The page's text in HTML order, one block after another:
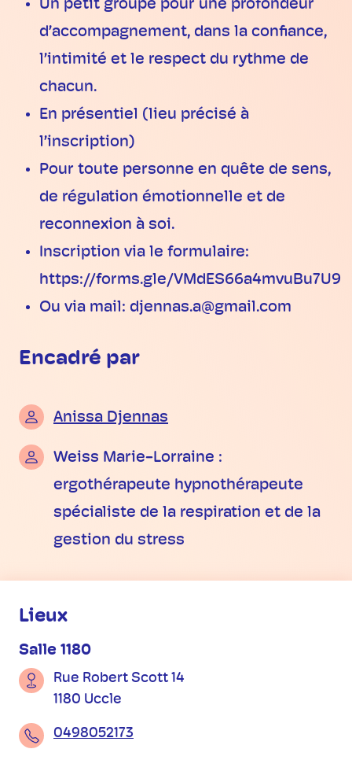
Un petit groupe pour une profondeur
d’accompagnement, dans la confiance,
l’intimité et le respect du rythme de
chacun.
En présentiel (lieu précisé à
l’inscription)
Pour toute personne en quête de sens,
de régulation émotionnelle et de
reconnexion à soi.
Inscription via le formulaire:
https://forms.gle/VMdES66a4mvuBu7U9
Ou via mail: djennas.a@gmail.com
Encadré par
Anissa Djennas
Weiss Marie-Lorraine :
ergothérapeute hypnothérapeute
spécialiste de la respiration et de la
gestion du stress
Informations pratiques
Lieux
Salle 1180
Rue Robert Scott 14
1180 Uccle
0498052173